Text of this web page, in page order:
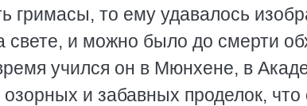
гримасы, то ему удавалось
свете, и можно было до смерти
учился он в Мюнхене, в
озорных и забавных проделок,